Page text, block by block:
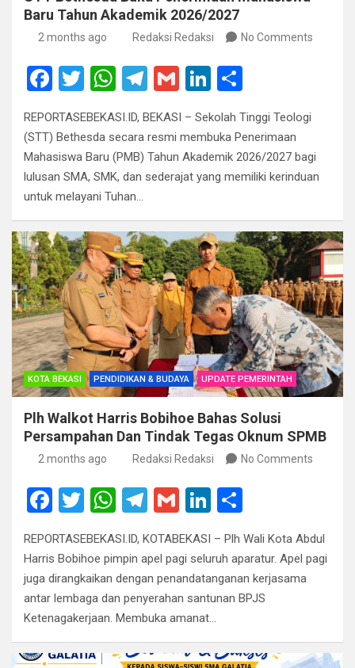
Baru Tahun Akademik 2026/2027
2 months ago Redaksi Redaksi No Comments
F
ce
b
o
o
k
T
tt
er
W
at
s
A
p
p
T
e
gr
a
G
ail
Li
ke
dI
n
ar
e
REPORTASEBEKASI.ID, BEKASI – Sekolah Tinggi Teologi
(STT) Bethesda secara resmi membuka Penerimaan
Mahasiswa Baru (PMB) Tahun Akademik 2026/2027 bagi
lulusan SMA, SMK, dan sederajat yang memiliki kerinduan
untuk melayani Tuhan…
KOTA BEKASI PENDIDIKAN & BUDAYA UPDATE PEMERINTAH
Plh Walkot Harris Bobihoe Bahas Solusi
Persampahan Dan Tindak Tegas Oknum SPMB
2 months ago Redaksi Redaksi No Comments
F
ce
b
o
o
k
T
tt
er
W
at
s
A
p
p
T
e
gr
a
m
G
ail
Li
ke
dI
n
ar
e
REPORTASEBEKASI.ID, KOTABEKASI – Plh Wali Kota Abdul
Harris Bobihoe pimpin apel pagi seluruh aparatur. Apel pagi
juga dirangkaikan dengan penandatanganan kerjasama
antar lembaga dan penyerahan santunan BPJS
Ketenagakerjaan. Membuka amanat…